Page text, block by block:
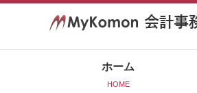
ホーム
HOME